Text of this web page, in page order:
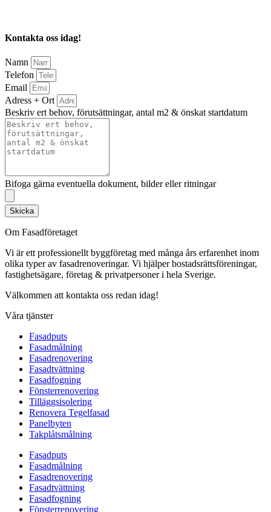
Kontakta oss idag!
Namn
Telefon
Email
Adress + Ort
Beskriv ert behov, förutsättningar, antal m2 & önskat startdatum
Bifoga gärna eventuella dokument, bilder eller ritningar
Skicka
Om Fasadföretaget
Vi är ett professionellt byggföretag med många års erfarenhet inom
olika typer av fasadrenoveringar. Vi hjälper bostadsrättsföreningar,
fastighetsägare, företag & privatpersoner i hela Sverige.
Välkommen att kontakta oss redan idag!
Våra tjänster
Fasadputs
Fasadmålning
Fasadrenovering
Fasadtvättning
Fasadfogning
Fönsterrenovering
Tilläggsisolering
Renovera Tegelfasad
Panelbyten
Takplåtsmålning
Fasadputs
Fasadmålning
Fasadrenovering
Fasadtvättning
Fasadfogning
Fönsterrenovering